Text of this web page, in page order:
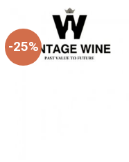
-25%